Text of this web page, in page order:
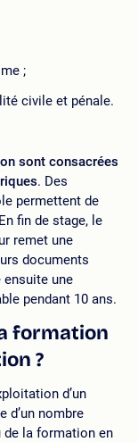
;
civile et pénale.
sont consacrées
. Des
permettent de
fin de stage, le
remet une
documents
ensuite une
pendant 10 ans.
formation
?
d’un
d’un nombre
de la formation en